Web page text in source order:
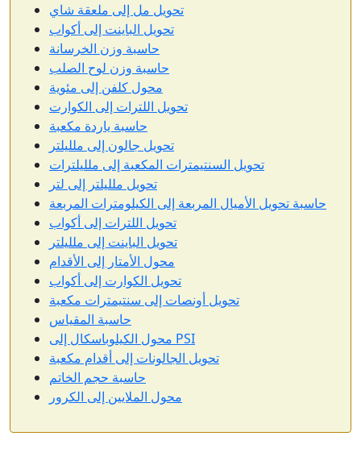
تحويل مل إلى ملعقة شاي
تحويل الباينت إلى أكواب
حاسبة وزن الخرسانة
حاسبة وزن لوح الصلب
محول كلفن إلى مئوية
تحويل اللترات إلى الكوارت
حاسبة ياردة مكعبة
تحويل جالون إلى ملليلتر
تحويل السنتيمترات المكعبة إلى ملليلترات
تحويل ملليلتر إلى لتر
حاسبة تحويل الأميال المربعة إلى الكيلومترات المربعة
تحويل اللترات إلى أكواب
تحويل الباينت إلى ملليلتر
محول الأمتار إلى الأقدام
تحويل الكوارت إلى أكواب
تحويل أونصات إلى سنتيمترات مكعبة
حاسبة المقياس
محول الكيلوباسكال إلى PSI
تحويل الجالونات إلى أقدام مكعبة
حاسبة حجم الخاتم
محول الملايين إلى الكرور